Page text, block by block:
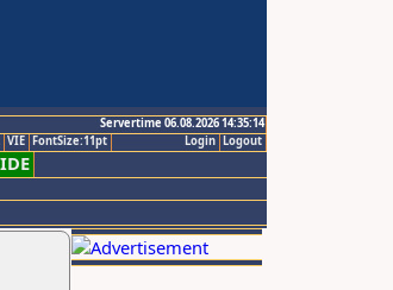
Servertime 06.08.2026 14:35:14
Logout
Login
VIE FontSize:11pt